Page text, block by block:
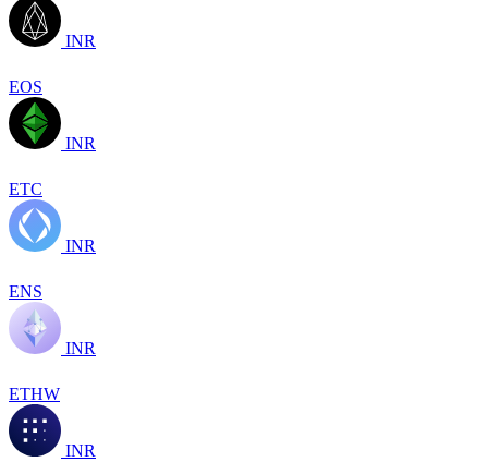
INR
EOS
INR
ETC
INR
ENS
INR
ETHW
INR